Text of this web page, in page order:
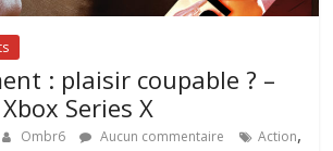
: plaisir coupable ? –
Series X
Ombr6 Aucun commentaire Action,